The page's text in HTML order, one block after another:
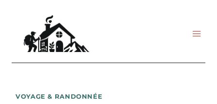
contenu
VOYAGE & RANDONNÉE